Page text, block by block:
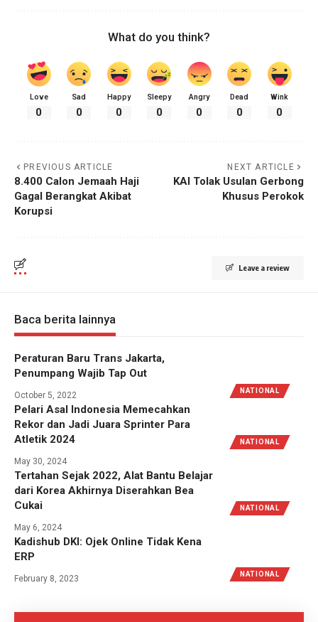
What do you think?
Love
0
Sad
0
Happy
0
Sleepy
0
Angry
0
Dead
0
Wink
0
PREVIOUS ARTICLE
8.400 Calon Jemaah Haji
Gagal Berangkat Akibat
Korupsi
NEXT ARTICLE
KAI Tolak Usulan Gerbong
Khusus Perokok
Leave a review
Baca berita lainnya
NATIONAL
Peraturan Baru Trans Jakarta,
Penumpang Wajib Tap Out
October 5, 2022
NATIONAL
Pelari Asal Indonesia Memecahkan
Rekor dan Jadi Juara Sprinter Para
Atletik 2024
May 30, 2024
NATIONAL
Tertahan Sejak 2022, Alat Bantu Belajar
dari Korea Akhirnya Diserahkan Bea
Cukai
May 6, 2024
NATIONAL
Kadishub DKI: Ojek Online Tidak Kena
ERP
February 8, 2023